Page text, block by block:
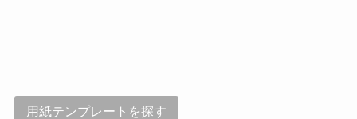
用紙テンプレートを探す